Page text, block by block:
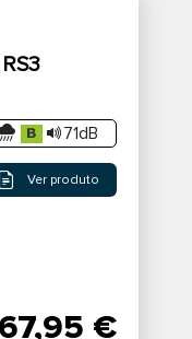
71dB
Ver produto
67,95 €